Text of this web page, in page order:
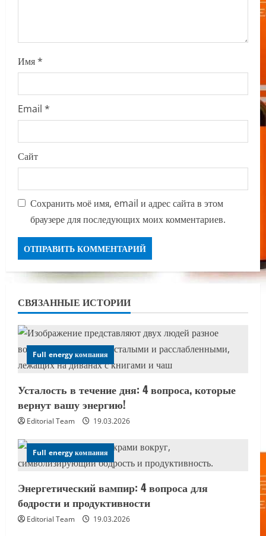
Имя*
Email *
Сайт
Сохранить моё имя, email и адрес сайта в этом
браузере для последующих моих комментариев.
СВЯЗАННЫЕ ИСТОРИИ
Full energy компания
Усталость в течение дня: 4 вопроса, которые
вернут вашу энергию!
Editorial Team 19.03.2026
Full energy компания
Энергетический вампир: 4 вопроса для
бодрости и продуктивности
Editorial Team 19.03.2026